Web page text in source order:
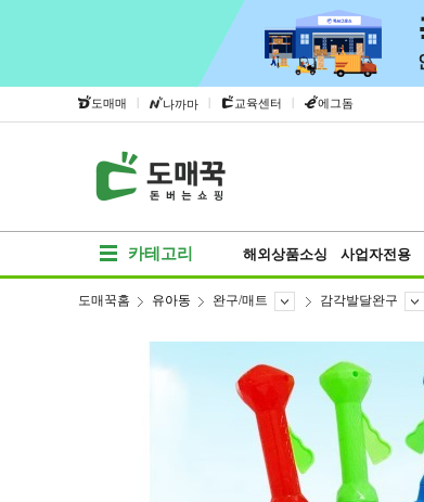
도매매 | 나까마 | 교육센터 | 에그돔
카테고리 해외상품소싱 사업자전용
도매꾹홈 유아동 완구/매트 감각발달완구